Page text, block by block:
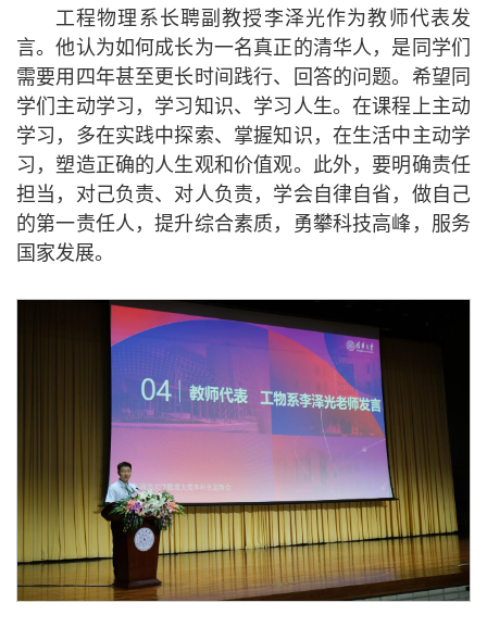
工程物理系长聘副教授李泽光作为教师代表发
言。他认为如何成长为一名真正的清华人，是同学们
需要用四年甚至更长时间践行、回答的问题。希望同
学们主动学习，学习知识、学习人生。在课程上主动
学习，多在实践中探索、掌握知识，在生活中主动学
习，塑造正确的人生观和价值观。此外，要明确责任
担当，对己负责、对人负责，学会自律自省，做自己
的第一责任人，提升综合素质，勇攀科技高峰，服务
国家发展。